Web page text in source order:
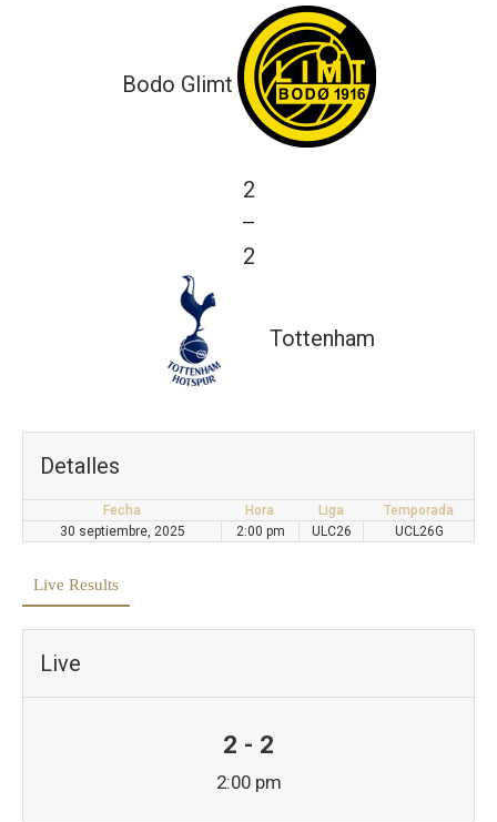
Bodo Glimt
2
—
2
Tottenham
Detalles
Fecha Hora Liga
Temporada
30 septiembre, 2025
2:00 pm ULC26 UCL26G
Live Results
Live
2 - 2
2:00 pm